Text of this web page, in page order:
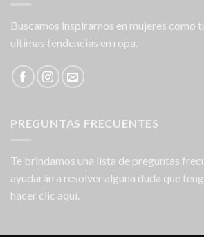
Buscamos inspirarnos en mujeres como
ultimas tendencias en ropa.
PREGUNTAS FRECUENTES
Te brindamos una lista de preguntas
ayudarán a resolver alguna duda que
hacer clic aquí.